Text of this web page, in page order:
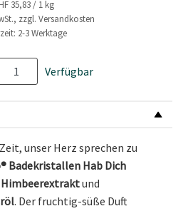
35,83 / 1 kg
zzgl. Versandkosten
2-3 Werktage
Verfügbar
unser Herz sprechen zu
Badekristallen Hab Dich
Himbeerextraktund
. Der fruchtig-süße Duft